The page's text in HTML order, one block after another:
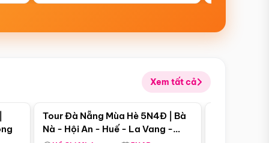
Xem tất cả
Điểm nổi bật
Tour Đà Nẵng Mùa Hè 5N4Đ | Bà
Nà - Hội An - Huế - La Vang -